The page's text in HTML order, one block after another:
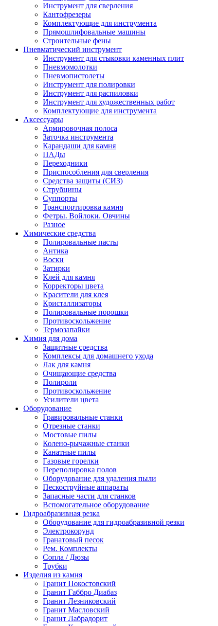
Инструмент для сверления
Кантофрезеры
Комплектующие для инструмента
Прямошлифовальные машины
Строительные фены
Пневматический инструмент
Инструмент для стыковки каменных плит
Пневмомолотки
Пневмопистолеты
Инструмент для полировки
Инструмент для распиловки
Инструмент для художественных работ
Комплектующие для инструмента
Аксессуары
Армировочная полоса
Заточка инструмента
Карандаши для камня
ПАДы
Переходники
Приспособления для сверления
Средства защиты (СИЗ)
Струбцины
Суппорты
Транспортировка камня
Фетры. Войлоки. Овчины
Разное
Химические средства
Полировальные пасты
Антика
Воски
Затирки
Клей для камня
Корректоры цвета
Красители для клея
Кристаллизаторы
Полировальные порошки
Противоскольжение
Термозапайки
Химия для дома
Защитные средства
Комплексы для домашнего ухода
Лак для камня
Очищающие средства
Полироли
Противоскольжение
Усилители цвета
Оборудование
Гравировальные станки
Отрезные станки
Мостовые пилы
Колено-рычажные станки
Канатные пилы
Газовые горелки
Переполировка полов
Оборудование для удаления пыли
Пескоструйные аппараты
Запасные части для станков
Вспомогательное оборудование
Гидроабразивная резка
Оборудование для гидроабразивной резки
Электрокорунд
Гранатовый песок
Рем. Комплекты
Сопла / Дюзы
Трубки
Изделия из камня
Гранит Покостовский
Гранит Габбро Диабаз
Гранит Лезниковский
Гранит Масловский
Гранит Лабрадорит